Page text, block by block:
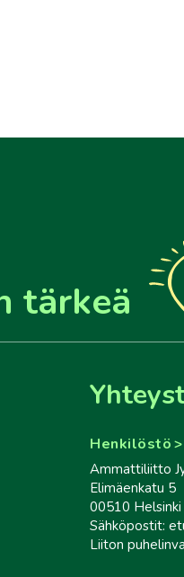
tärkeä
Henkilöstö
Ammattiliitto
Elimäenkatu 5
00510 Helsinki
Sähköpostit:
Liiton